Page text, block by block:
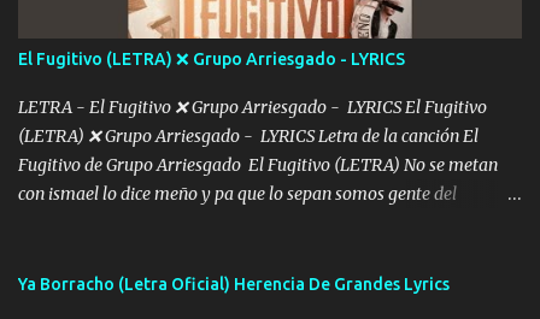
cap la champagne el polvo es color rosa Me contacto un ángel eres
tú mi hermosa La que me alegra los días y sigo tomando Y
pensar... Que tú ya no vas a estar Pasarán... Solito me dejaras
Intentar... ...
El Fugitivo (LETRA) ❌ Grupo Arriesgado - LYRICS
LETRA - El Fugitivo ❌ Grupo Arriesgado - LYRICS El Fugitivo
(LETRA) ❌ Grupo Arriesgado - LYRICS Letra de la canción El
Fugitivo de Grupo Arriesgado El Fugitivo (LETRA) No se metan
con ismael lo dice meño y pa que lo sepan somos gente del
grande traemos la bandera 04 se oye por los radios y bien
Ya Borracho (Letra Oficial) Herencia De Grandes Lyrics